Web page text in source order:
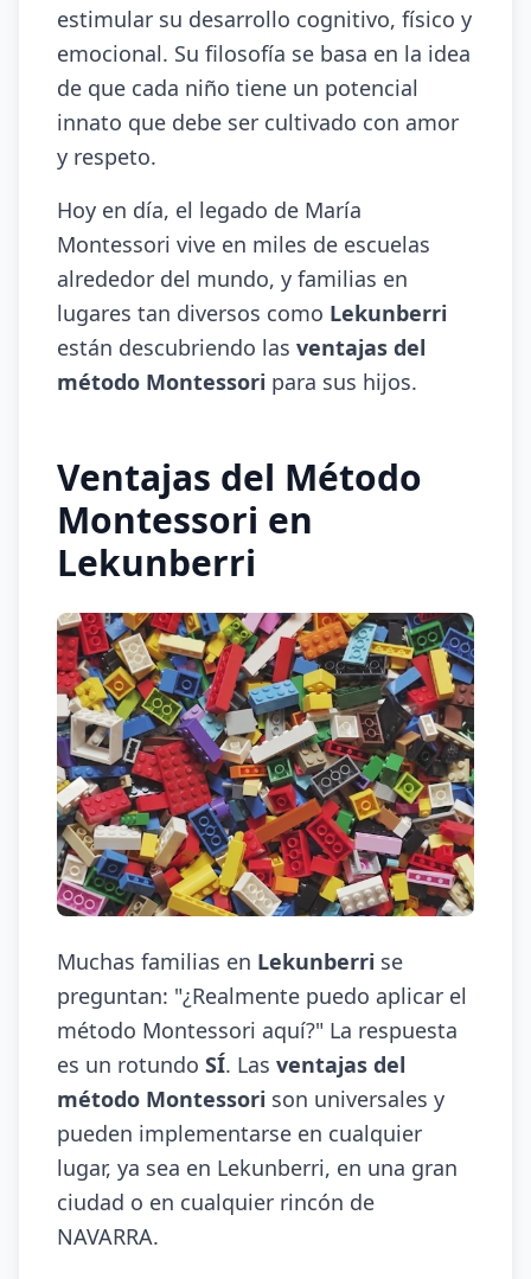
estimular su desarrollo cognitivo, físico y
emocional. Su filosofía se basa en la idea
de que cada niño tiene un potencial
innato que debe ser cultivado con amor
y respeto.
Hoy en día, el legado de María
Montessori vive en miles de escuelas
alrededor del mundo, y familias en
lugares tan diversos como Lekunberri
están descubriendo las ventajas del
método Montessori para sus hijos.
Ventajas del Método
Montessori en
Lekunberri
Muchas familias en Lekunberri se
preguntan: "¿Realmente puedo aplicar el
método Montessori aquí?" La respuesta
es un rotundo SÍ. Las ventajas del
método Montessori son universales y
pueden implementarse en cualquier
lugar, ya sea en Lekunberri, en una gran
ciudad o en cualquier rincón de
NAVARRA.